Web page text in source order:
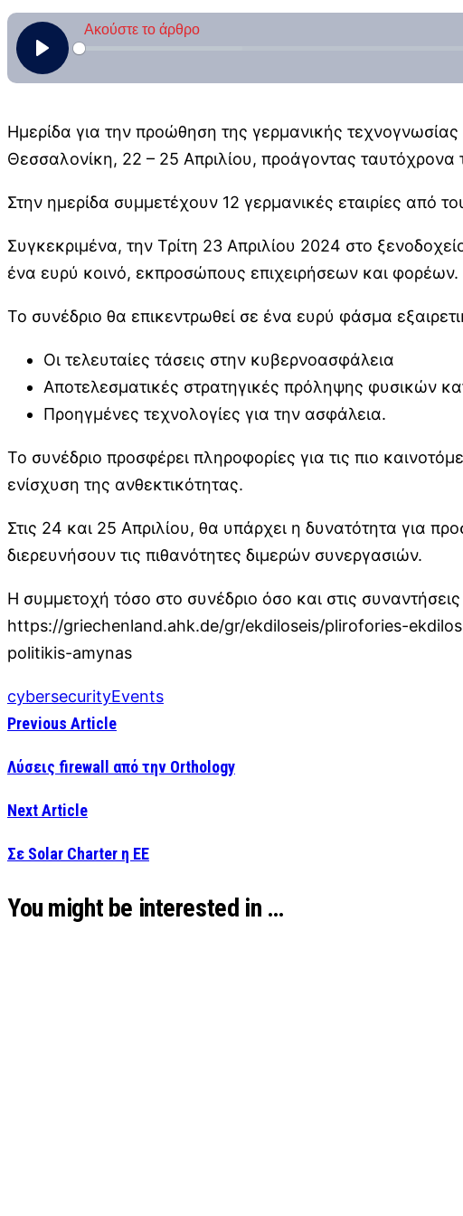
Ημερίδα για την προώθηση της γερμανικής
Θεσσαλονίκη, 22 – 25 Απριλίου, προάγοντας ταυτόχρονα
Στην ημερίδα συμμετέχουν 12 γερμανικές εταιρίες από
Συγκεκριμένα, την Τρίτη 23 Απριλίου 2024 στο
ένα ευρύ κοινό, εκπροσώπους επιχειρήσεων και φορέων.
Το συνέδριο θα επικεντρωθεί σε ένα ευρύ φάσμα
Οι τελευταίες τάσεις στην κυβερνοασφάλεια
Αποτελεσματικές στρατηγικές πρόληψης φυσικών
Προηγμένες τεχνολογίες για την ασφάλεια.
Το συνέδριο προσφέρει πληροφορίες για τις πιο
ενίσχυση της ανθεκτικότητας.
Στις 24 και 25 Απριλίου, θα υπάρχει η δυνατότητα για
διερευνήσουν τις πιθανότητες διμερών συνεργασιών.
Η συμμετοχή τόσο στο συνέδριο όσο και στις
https://griechenland.ahk.de/gr/ekdiloseis/plirofories-
politikis-amynas
cybersecurityEvents
Previous Article
Λύσεις firewall από την Orthology
Next Article
Σε Solar Charter η ΕΕ
You might be interested in …